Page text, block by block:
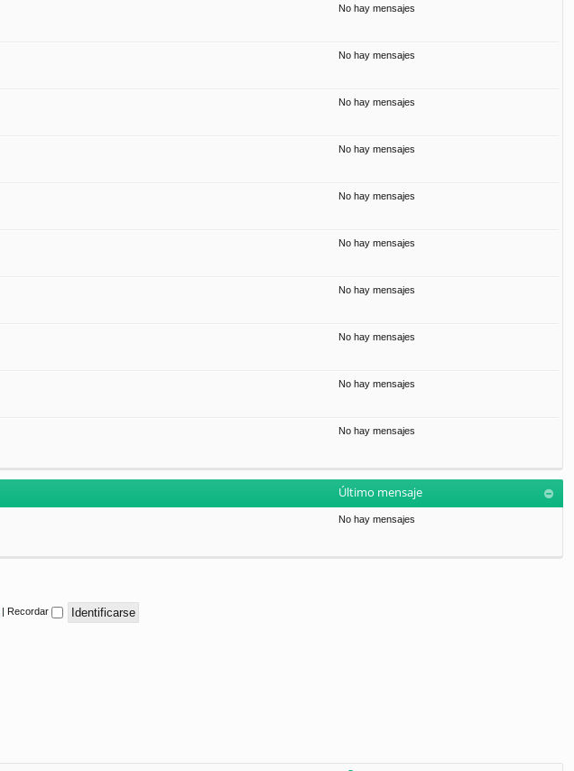
No hay mensajes
No hay mensajes
No hay mensajes
No hay mensajes
No hay mensajes
No hay mensajes
No hay mensajes
No hay mensajes
No hay mensajes
No hay mensajes
Último mensaje
No hay mensajes
Recordar